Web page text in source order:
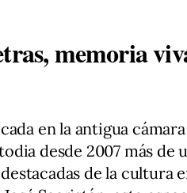
memoria
en la antigua
desde 2007 más de
de la cultura